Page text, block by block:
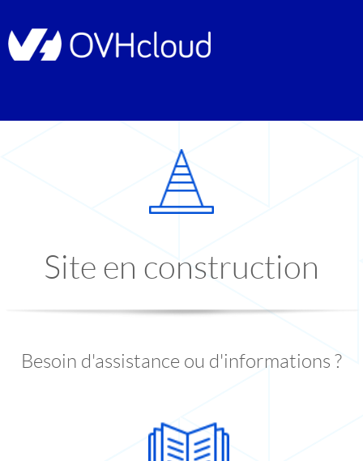
Site en construction
Besoin d'assistance ou d'informations ?